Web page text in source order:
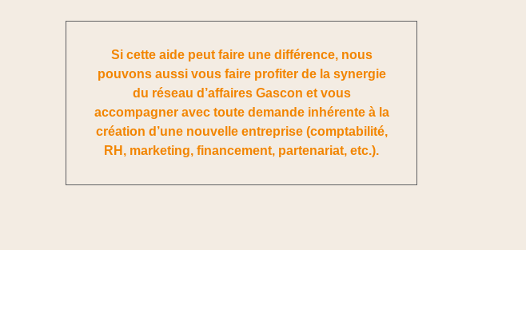
Si cette aide peut faire une différence, nous
pouvons aussi vous faire profiter de la synergie
du réseau d’affaires Gascon et vous
accompagner avec toute demande inhérente à la
création d’une nouvelle entreprise (comptabilité,
RH, marketing, financement, partenariat, etc.).